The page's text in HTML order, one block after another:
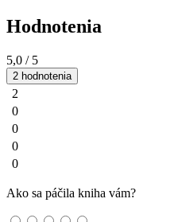
Hodnotenia
5,0 / 5
2 hodnotenia
2
0
0
0
0
Ako sa páčila kniha vám?